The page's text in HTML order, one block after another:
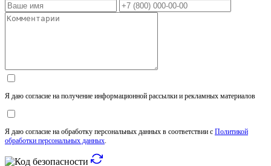
Я даю согласие на получение информационной рассылки и рекламных материалов
Я даю согласие на обработку персональных данных в соответствии с Политикой
обработки персональных данных.